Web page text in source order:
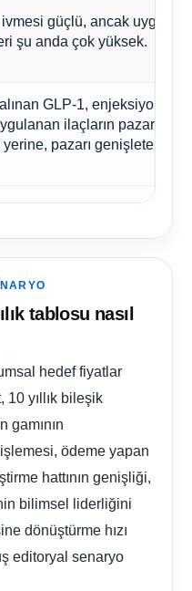
güçlü, ancak
şu anda çok yüksek.
GLP-1, enjeksiyon
ilaçların pazar
pazarı genişletebilir.
tablosu nasıl
hedef fiyatlar
yıllık bileşik
gamının
ödeme yapan
hattının genişliği,
bilimsel liderliğini
dönüştürme hızı
editoryal senaryo